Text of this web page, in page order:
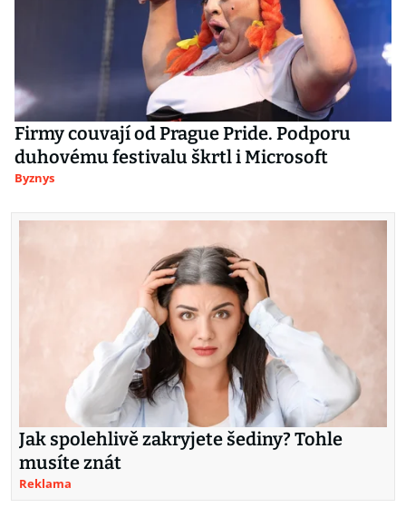
Firmy couvají od Prague Pride. Podporu
duhovému festivalu škrtl i Microsoft
Byznys
Jak spolehlivě zakryjete šediny? Tohle
musíte znát
Reklama